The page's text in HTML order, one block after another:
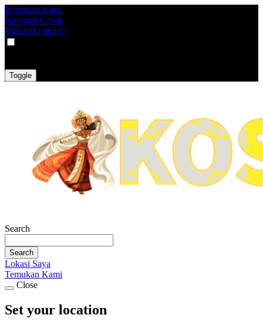
Informasi Kami
Navigasi Cepat
Butuh Bantuan?
Toggle
Search
Search
Lokasi Saya
Temukan Kami
Close
Set your location